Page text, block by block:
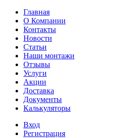
Главная
О Компании
Контакты
Новости
Статьи
Наши монтажи
Отзывы
Услуги
Акции
Доставка
Документы
Калькуляторы
Вход
Регистрация